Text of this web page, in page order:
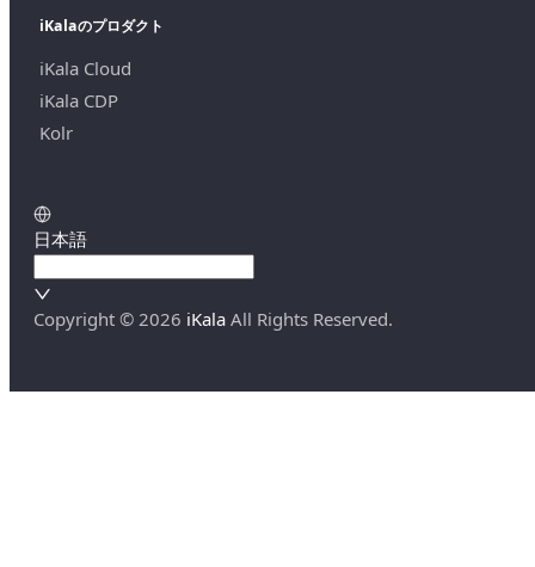
iKalaのプロダクト
iKala Cloud
iKala CDP
Kolr
日本語
Copyright © 2026 iKala All Rights Reserved.